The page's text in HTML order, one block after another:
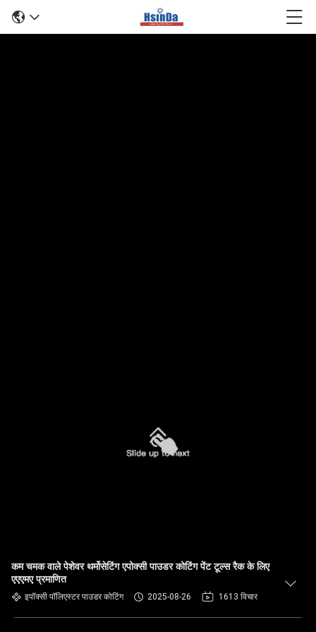
कम चमक वाले पेशेवर थर्मोसेटिंग एपोक्सी पाउडर कोटिंग पेंट टूल्स रैक के लिए
एएएमए प्रमाणित
इपॉक्सी पॉलिएस्टर पाउडर कोटिंग 2025-08-26 1613 विचार